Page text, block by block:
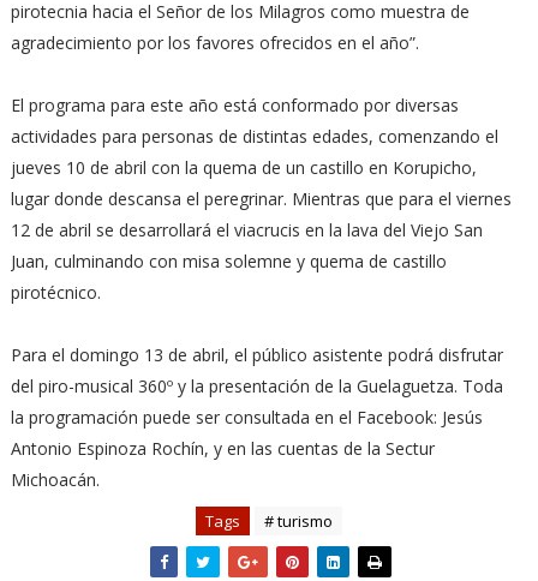
pirotecnia hacia el Señor de los Milagros como muestra de
agradecimiento por los favores ofrecidos en el año”.
El programa para este año está conformado por diversas
actividades para personas de distintas edades, comenzando el
jueves 10 de abril con la quema de un castillo en Korupicho,
lugar donde descansa el peregrinar. Mientras que para el viernes
12 de abril se desarrollará el viacrucis en la lava del Viejo San
Juan, culminando con misa solemne y quema de castillo
pirotécnico.
Para el domingo 13 de abril, el público asistente podrá disfrutar
del piro-musical 360º y la presentación de la Guelaguetza. Toda
la programación puede ser consultada en el Facebook: Jesús
Antonio Espinoza Rochín, y en las cuentas de la Sectur
Michoacán.
Tags # turismo